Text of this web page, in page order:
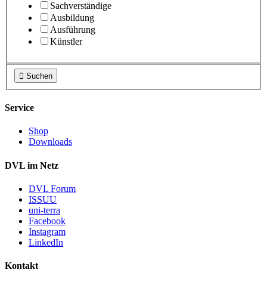
Sachverständige
Ausbildung
Ausführung
Künstler
 Suchen
Service
Shop
Downloads
DVL im Netz
DVL Forum
ISSUU
uni-terra
Facebook
Instagram
LinkedIn
Kontakt